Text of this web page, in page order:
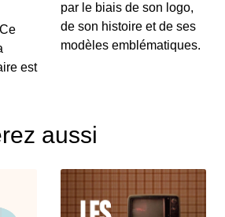
est
par le biais de son logo,
de son histoire et de ses
modèles emblématiques.
aussi